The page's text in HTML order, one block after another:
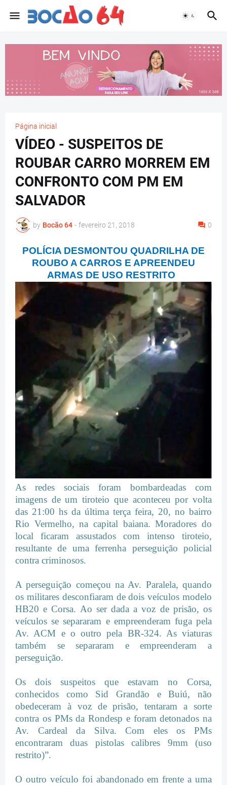
Página inicial
VÍDEO - SUSPEITOS DE
ROUBAR CARRO MORREM EM
CONFRONTO COM PM EM
SALVADOR
by Bocão 64 - fevereiro 21, 2018 0
POLÍCIA DESMONTOU QUADRILHA DE
ROUBO A CARROS E APREENDEU
ARMAS DE USO RESTRITO
As redes sociais foram bombardeadas com
imagens de um tiroteio que aconteceu por volta
das 21:00 hs da última terça feira, 20, no bairro
Rio Vermelho, na capital baiana. Moradores do
local ficaram assustados com intenso tiroteio,
resultante de uma ferrenha perseguição policial
contra criminosos.
A perseguição começou na Av. Paralela, quando
os militares desconfiaram de dois veículos modelo
HB20 e Corsa. Ao ser dada a voz de prisão, os
veículos se separaram e empreenderam fuga pela
Av. ACM e o outro pela BR-324. As viaturas
também se separaram e empreenderam a
perseguição.
Os dois suspeitos que estavam no Corsa,
conhecidos como Sid Grandão e Buiú, não
obedeceram à voz de prisão, tentaram a sorte
contra os PMs da Rondesp e foram detonados na
Av. Cardeal da Silva. Com eles os PMs
encontraram duas pistolas calibres 9mm (uso
restrito)”.
O outro veículo foi abandonado em frente a uma